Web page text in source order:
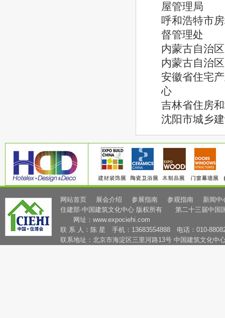
屋管理局
呼和浩特市
督管理处
内蒙古自治
内蒙古自治
安徽省住宅
心
吉林省住房
沈阳市城乡
网站首页 展会介绍 参展指南 参观指南
新闻中
住建部·中国建筑文化中心 版权所有 第二十三届中国
网址： www.expociehi.com
联 系 人：陈 星 手机：13683554888 电话：010-
联系地址：北京市海淀区三里河路13号 中国建筑文化